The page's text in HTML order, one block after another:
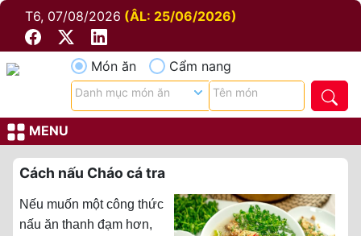
T6, 07/08/2026 (ÂL: 25/06/2026)
Món ăn Cẩm nang
MENU
Cách nấu Cháo cá tra
Nếu muốn một công thức
nấu ăn thanh đạm hơn,